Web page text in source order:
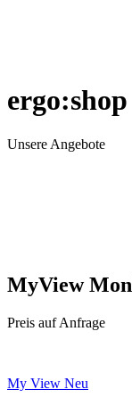
ergo:shop
Unsere Angebote
MyView
Preis auf Anfrage
My View Neu